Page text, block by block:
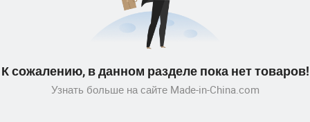
К сожалению, в данном разделе пока нет товаров!
Узнать больше на сайте Made-in-China.com